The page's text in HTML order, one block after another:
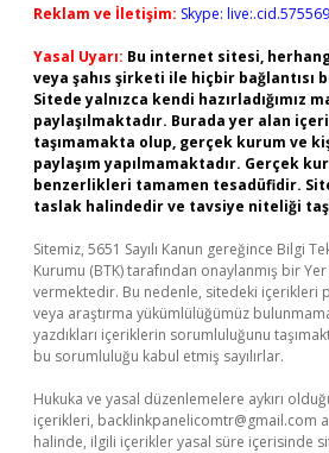
Reklam ve İletişim: Skype:
Yasal Uyarı: Bu internet sitesi,
veya şahıs şirketi ile hiçbir bağlantısı
Sitede yalnızca kendi hazırladığımız
paylaşılmaktadır. Burada yer alan
taşımamakta olup, gerçek kurum ve
paylaşım yapılmamaktadır. Gerçek
benzerlikleri tamamen tesadüfidir.
taslak halindedir ve tavsiye niteliği
Sitemiz, 5651 Sayılı Kanun gereğince Bilgi
Kurumu (BTK) tarafından onaylanmış bir
vermektedir. Bu nedenle, sitedeki içerikleri
veya araştırma yükümlülüğümüz
yazdıkları içeriklerin sorumluluğunu
bu sorumluluğu kabul etmiş sayılırlar.
Hukuka ve yasal düzenlemelere aykırı
içerikleri, backlinkpanelicomtr@gmail.com
halinde, ilgili içerikler yasal süre içerisinde